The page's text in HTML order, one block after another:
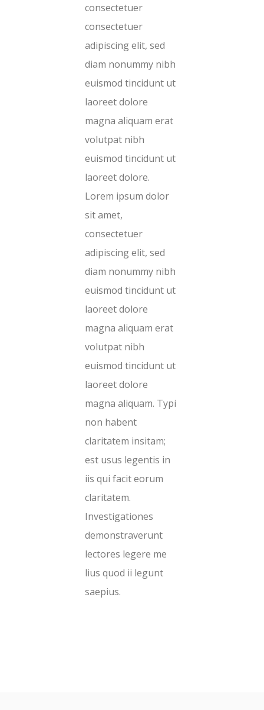
consectetuer
consectetuer
adipiscing elit, sed
diam nonummy nibh
euismod tincidunt ut
laoreet dolore
magna aliquam erat
volutpat nibh
euismod tincidunt ut
laoreet dolore.
Lorem ipsum dolor
sit amet,
consectetuer
adipiscing elit, sed
diam nonummy nibh
euismod tincidunt ut
laoreet dolore
magna aliquam erat
volutpat nibh
euismod tincidunt ut
laoreet dolore
magna aliquam. Typi
non habent
claritatem insitam;
est usus legentis in
iis qui facit eorum
claritatem.
Investigationes
demonstraverunt
lectores legere me
lius quod ii legunt
saepius.